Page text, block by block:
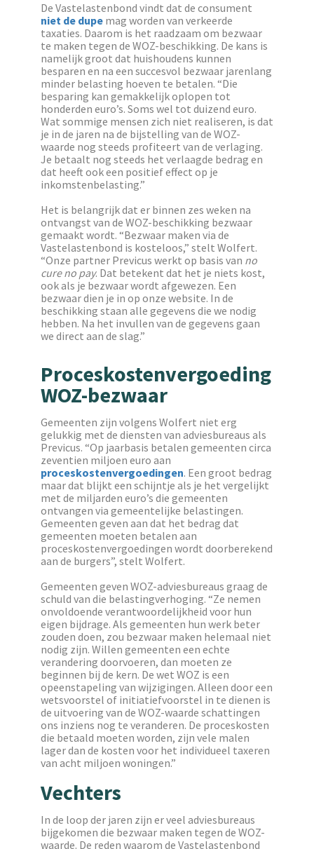
De Vastelastenbond vindt dat de consument
niet de dupe mag worden van verkeerde
taxaties. Daarom is het raadzaam om bezwaar
te maken tegen de WOZ-beschikking. De kans is
namelijk groot dat huishoudens kunnen
besparen en na een succesvol bezwaar jarenlang
minder belasting hoeven te betalen. “Die
besparing kan gemakkelijk oplopen tot
honderden euro’s. Soms wel tot duizend euro.
Wat sommige mensen zich niet realiseren, is dat
je in de jaren na de bijstelling van de WOZ-
waarde nog steeds profiteert van de verlaging.
Je betaalt nog steeds het verlaagde bedrag en
dat heeft ook een positief effect op je
inkomstenbelasting.”
Het is belangrijk dat er binnen zes weken na
ontvangst van de WOZ-beschikking bezwaar
gemaakt wordt. “Bezwaar maken via de
Vastelastenbond is kosteloos,” stelt Wolfert.
“Onze partner Previcus werkt op basis van no
cure no pay. Dat betekent dat het je niets kost,
ook als je bezwaar wordt afgewezen. Een
bezwaar dien je in op onze website. In de
beschikking staan alle gegevens die we nodig
hebben. Na het invullen van de gegevens gaan
we direct aan de slag.”
Proceskostenvergoeding
WOZ-bezwaar
Gemeenten zijn volgens Wolfert niet erg
gelukkig met de diensten van adviesbureaus als
Previcus. “Op jaarbasis betalen gemeenten circa
zeventien miljoen euro aan
proceskostenvergoedingen. Een groot bedrag
maar dat blijkt een schijntje als je het vergelijkt
met de miljarden euro’s die gemeenten
ontvangen via gemeentelijke belastingen.
Gemeenten geven aan dat het bedrag dat
gemeenten moeten betalen aan
proceskostenvergoedingen wordt doorberekend
aan de burgers”, stelt Wolfert.
Gemeenten geven WOZ-adviesbureaus graag de
schuld van die belastingverhoging. “Ze nemen
onvoldoende verantwoordelijkheid voor hun
eigen bijdrage. Als gemeenten hun werk beter
zouden doen, zou bezwaar maken helemaal niet
nodig zijn. Willen gemeenten een echte
verandering doorvoeren, dan moeten ze
beginnen bij de kern. De wet WOZ is een
opeenstapeling van wijzigingen. Alleen door een
wetsvoorstel of initiatiefvoorstel in te dienen is
de uitvoering van de WOZ-waarde schattingen
ons inziens nog te veranderen. De proceskosten
die betaald moeten worden, zijn vele malen
lager dan de kosten voor het individueel taxeren
van acht miljoen woningen.”
Vechters
In de loop der jaren zijn er veel adviesbureaus
bijgekomen die bezwaar maken tegen de WOZ-
waarde. De reden waarom de Vastelastenbond